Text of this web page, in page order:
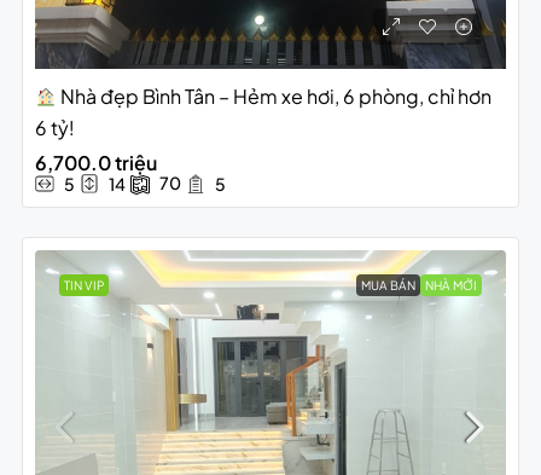
Nhà đẹp Bình Tân – Hẻm xe hơi, 6 phòng, chỉ hơn
6 tỷ!
6,700.0 triệu
5 14 70 5
TIN VIP MUA BÁN NHÀ MỚI